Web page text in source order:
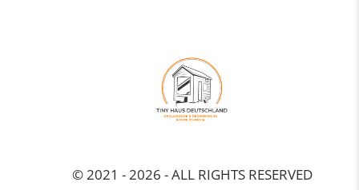
© 2021 - 2026 - ALL RIGHTS RESERVED